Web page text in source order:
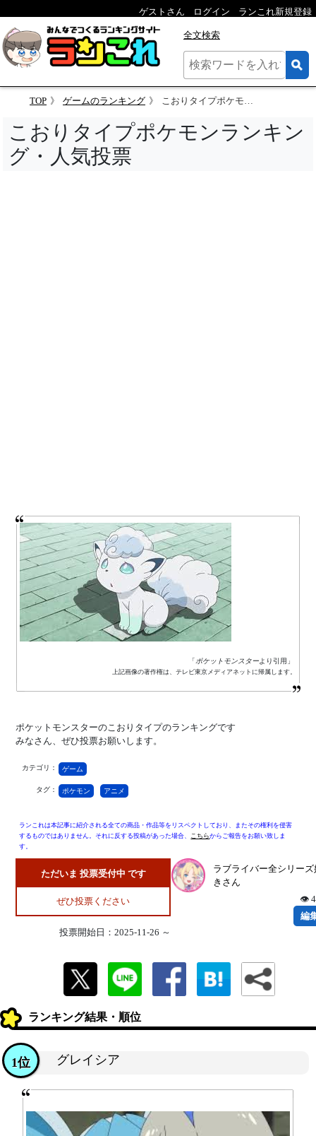
ゲストさん ログイン ランこれ新規登録
全文検索
TOP ゲームのランキング こおりタイプポケモンランキング・人気投票
こおりタイプポケモンランキン
グ・人気投票
「ポケットモンスターより引用」
上記画像の著作権は、テレビ東京メディアネットに帰属します。
ポケットモンスターのこおりタイプのランキングです
みなさん、ぜひ投票お願いします。
カテゴリ： ゲーム
タグ： ポケモン アニメ
ランこれは本記事に紹介される全ての商品・作品等をリスペクトしており、またその権利を侵害
するものではありません。それに反する投稿があった場合、 こちらからご報告をお願い致しま
す。
ただいま 投票受付中 です
ぜひ投票ください
投票開始日：2025-11-26 ～
ラブライバー全シリーズ
きさん
👁
編
ランキング結果・順位
グレイシア
1位